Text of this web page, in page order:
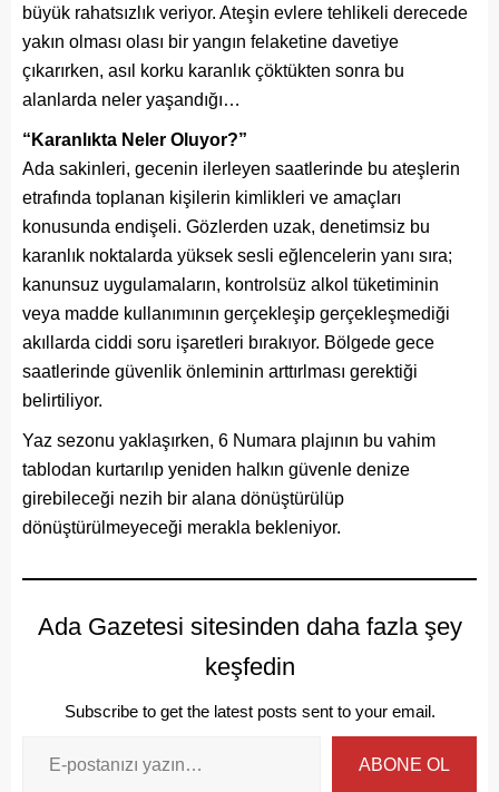
büyük rahatsızlık veriyor. Ateşin evlere tehlikeli derecede
yakın olması olası bir yangın felaketine davetiye
çıkarırken, asıl korku karanlık çöktükten sonra bu
alanlarda neler yaşandığı…
“Karanlıkta Neler Oluyor?”
Ada sakinleri, gecenin ilerleyen saatlerinde bu ateşlerin
etrafında toplanan kişilerin kimlikleri ve amaçları
konusunda endişeli. Gözlerden uzak, denetimsiz bu
karanlık noktalarda yüksek sesli eğlencelerin yanı sıra;
kanunsuz uygulamaların, kontrolsüz alkol tüketiminin
veya madde kullanımının gerçekleşip gerçekleşmediği
akıllarda ciddi soru işaretleri bırakıyor. Bölgede gece
saatlerinde güvenlik önleminin arttırlması gerektiği
belirtiliyor.
Yaz sezonu yaklaşırken, 6 Numara plajının bu vahim
tablodan kurtarılıp yeniden halkın güvenle denize
girebileceği nezih bir alana dönüştürülüp
dönüştürülmeyeceği merakla bekleniyor.
Ada Gazetesi sitesinden daha fazla şey
keşfedin
Subscribe to get the latest posts sent to your email.
ABONE OL